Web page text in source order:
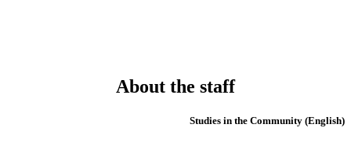
About the staff
(English) Studies in the Community